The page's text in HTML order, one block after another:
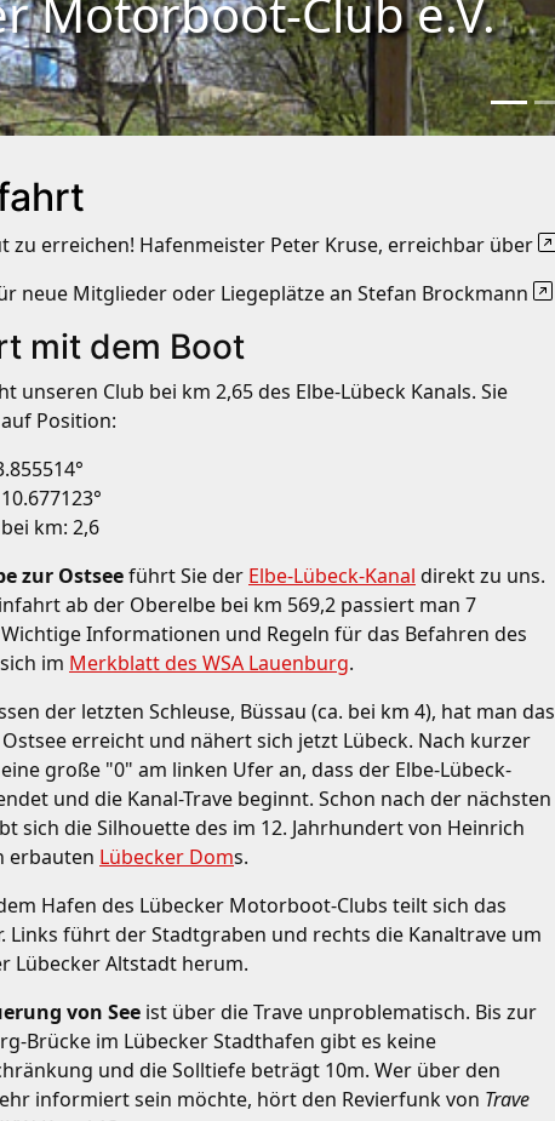
Motorboot-Club e.V.
zu erreichen! Hafenmeister Peter Kruse, erreichbar über
neue Mitglieder oder Liegeplätze an Stefan Brockmann
mit dem Boot
unseren Club bei km 2,65 des Elbe-Lübeck Kanals. Sie
Position:
km: 2,6
zur Ostseeführt Sie der Elbe-Lübeck-Kanal direkt zu uns.
ab der Oberelbe bei km 569,2 passiert man 7
Informationen und Regeln für das Befahren des
im Merkblatt des WSA Lauenburg.
der letzten Schleuse, Büssau (ca. bei km 4), hat man das
erreicht und nähert sich jetzt Lübeck. Nach kurzer
große "0" am linken Ufer an, dass der Elbe-Lübeck-
und die Kanal-Trave beginnt. Schon nach der nächsten
sich die Silhouette des im 12. Jahrhundert von Heinrich
erbauten Lübecker Doms.
Hafen des Lübecker Motorboot-Clubs teilt sich das
Links führt der Stadtgraben und rechts die Kanaltrave um
Lübecker Altstadt herum.
von See ist über die Trave unproblematisch. Bis zur
Brücke im Lübecker Stadthafen gibt es keine
und die Solltiefe beträgt 10m. Wer über den
informiert sein möchte, hört den Revierfunk von Trave